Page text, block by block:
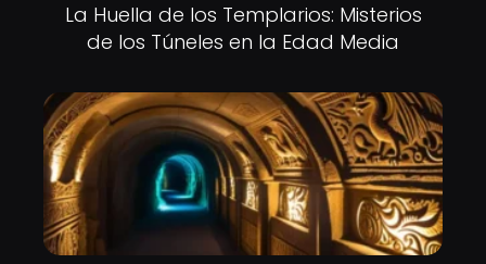
La Huella de los Templarios: Misterios
de los Túneles en la Edad Media